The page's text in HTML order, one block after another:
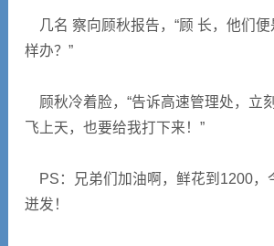
几名 察向顾秋报告，“顾 长，他们便
样办？”
顾秋冷着脸，“告诉高速管理处，立
飞上天，也要给我打下来！”
PS：兄弟们加油啊，鲜花到1200，
迸发！